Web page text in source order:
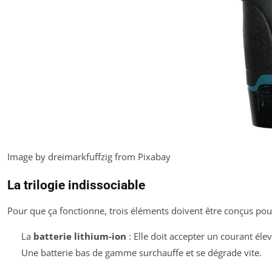
Image by dreimarkfuffzig from Pixabay
La trilogie indissociable
Pour que ça fonctionne, trois éléments doivent être conçus
La batterie lithium-ion : Elle doit accepter un courant
Une batterie bas de gamme surchauffe et se dégrade vite.